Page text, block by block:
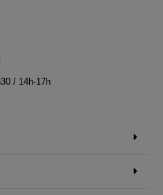
/ 14h-17h